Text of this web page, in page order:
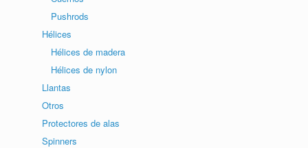
Pushrods
Hélices
Hélices de madera
Hélices de nylon
Llantas
Otros
Protectores de alas
Spinners